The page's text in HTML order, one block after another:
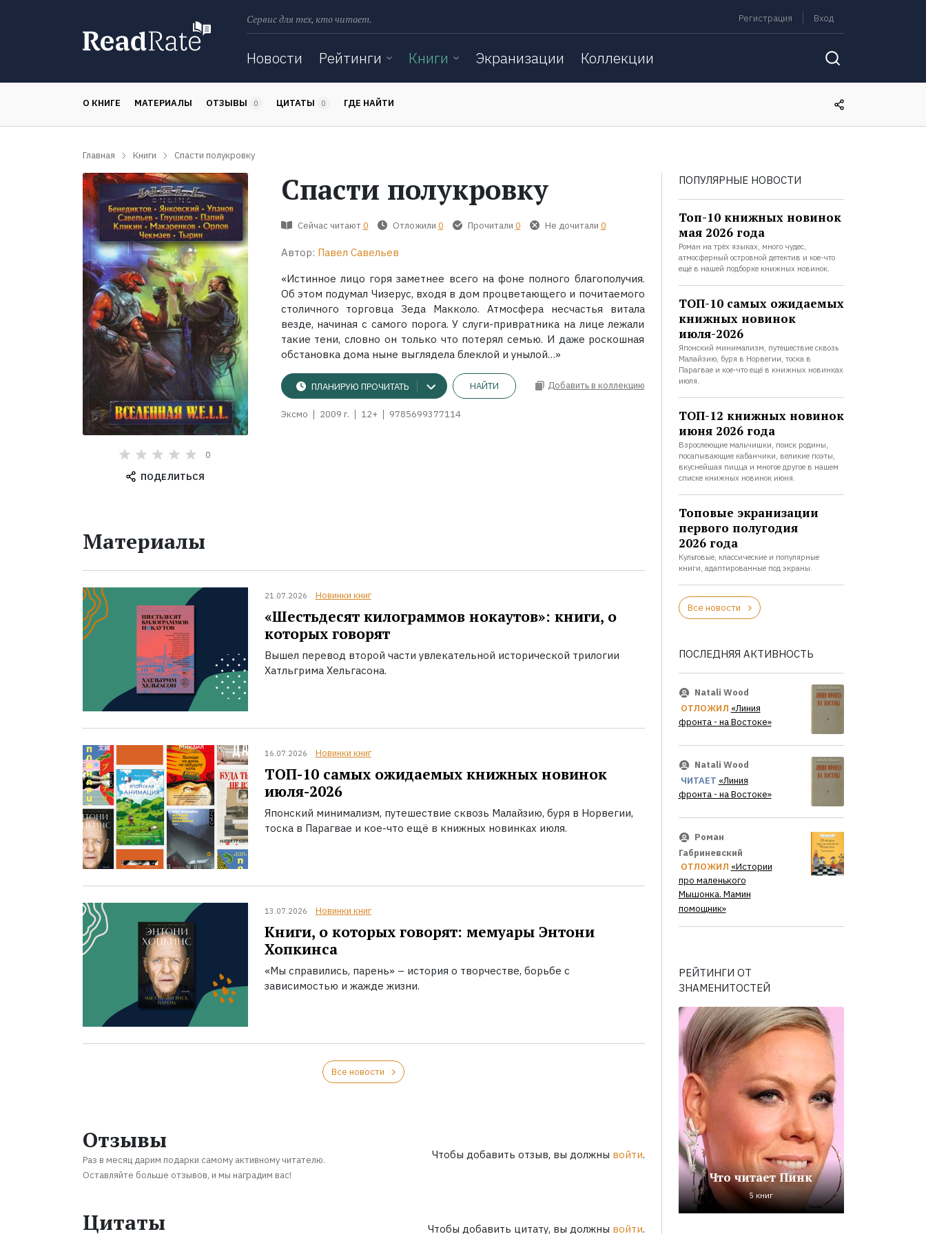
Сервис для тех, кто читает. Регистрация Вход
Новости Рейтинги Книги Экранизации Коллекции
О КНИГЕ МАТЕРИАЛЫ ОТЗЫВЫ 0 ЦИТАТЫ 0 ГДЕ НАЙТИ
Главная Книги Спасти полукровку
0
ПОДЕЛИТЬСЯ
Спасти полукровку
Сейчас читают 0 Отложили 0 Прочитали 0 Не дочитали 0
Автор: Павел Савельев
«Истинное лицо горя заметнее всего на фоне полного благополучия.
Об этом подумал Чизерус, входя в дом процветающего и почитаемого
столичного торговца Зеда Макколо. Атмосфера несчастья витала
везде, начиная с самого порога. У слуги-привратника на лице лежали
такие тени, словно он только что потерял семью. И даже роскошная
обстановка дома ныне выглядела блеклой и унылой…»
ПЛАНИРУЮ ПРОЧИТАТЬ НАЙТИ Добавить в коллекцию
Эксмо 2009 г. 12+ 9785699377114
Материалы
21.07.2026 Новинки книг
«Шестьдесят килограммов нокаутов»: книги, о
которых говорят
Вышел перевод второй части увлекательной исторической трилогии
Хатльгрима Хельгасона.
16.07.2026 Новинки книг
ТОП-10 самых ожидаемых книжных новинок
июля-2026
Японский минимализм, путешествие сквозь Малайзию, буря в Норвегии,
тоска в Парагвае и кое-что ещё в книжных новинках июля.
13.07.2026 Новинки книг
Книги, о которых говорят: мемуары Энтони
Хопкинса
«Мы справились, парень» – история о творчестве, борьбе с
зависимостью и жажде жизни.
Все новости
Отзывы
Раз в месяц дарим подарки самому активному читателю.
Оставляйте больше отзывов, и мы наградим вас!
Чтобы добавить отзыв, вы должны войти.
Цитаты Чтобы добавить цитату, вы должны войти.
ПОПУЛЯРНЫЕ НОВОСТИ
Топ-10 книжных новинок
мая 2026 года
Роман на трёх языках, много чудес,
атмосферный островной детектив и кое-что
ещё в нашей подборке книжных новинок.
ТОП-10 самых ожидаемых
книжных новинок
июля-2026
Японский минимализм, путешествие сквозь
Малайзию, буря в Норвегии, тоска в
Парагвае и кое-что ещё в книжных новинках
июля.
ТОП-12 книжных новинок
июня 2026 года
Взрослеющие мальчишки, поиск родины,
посапывающие кабанчики, великие поэты,
вкуснейшая пицца и многое другое в нашем
списке книжных новинок июня.
Топовые экранизации
первого полугодия
2026 года
Культовые, классические и популярные
книги, адаптированные под экраны.
Все новости
ПОСЛЕДНЯЯ АКТИВНОСТЬ
Natali Wood
ОТЛОЖИЛ «Линия
фронта - на Востоке»
Natali Wood
ЧИТАЕТ «Линия
фронта - на Востоке»
Роман
Габриневский
ОТЛОЖИЛ «Истории
про маленького
Мышонка. Мамин
помощник»
РЕЙТИНГИ ОТ
ЗНАМЕНИТОСТЕЙ
Что читает Пинк
5 книг